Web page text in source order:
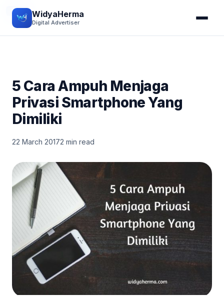
WidyaHerma
Digital Advertiser
TIPS
5 Cara Ampuh Menjaga
Privasi Smartphone Yang
Dimiliki
22 March 20172 min read